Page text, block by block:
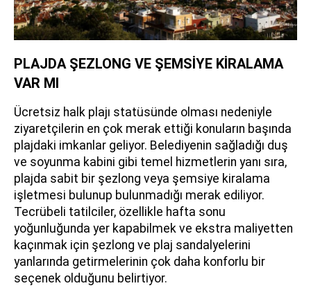
PLAJDA ŞEZLONG VE ŞEMSİYE KİRALAMA
VAR MI
Ücretsiz halk plajı statüsünde olması nedeniyle
ziyaretçilerin en çok merak ettiği konuların başında
plajdaki imkanlar geliyor. Belediyenin sağladığı duş
ve soyunma kabini gibi temel hizmetlerin yanı sıra,
plajda sabit bir şezlong veya şemsiye kiralama
işletmesi bulunup bulunmadığı merak ediliyor.
Tecrübeli tatilciler, özellikle hafta sonu
yoğunluğunda yer kapabilmek ve ekstra maliyetten
kaçınmak için şezlong ve plaj sandalyelerini
yanlarında getirmelerinin çok daha konforlu bir
seçenek olduğunu belirtiyor.